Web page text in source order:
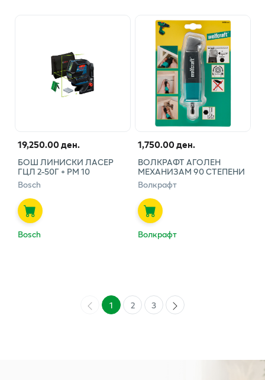
19,250.00 ден.
БОШ ЛИНИСКИ ЛАСЕР
ГЦЛ 2-50Г + РМ 10
Bosch
Bosch
1,750.00 ден.
ВОЛКРАФТ АГОЛЕН
МЕХАНИЗАМ 90 СТЕПЕНИ
Волкрафт
Волкрафт
1 2 3